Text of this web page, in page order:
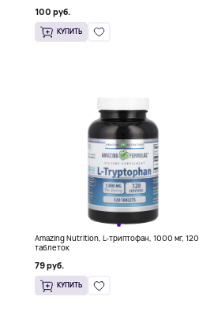
100 руб.
КУПИТЬ
Amazing Nutrition, L-триптофан, 1000 мг, 120
таблеток
79 руб.
КУПИТЬ